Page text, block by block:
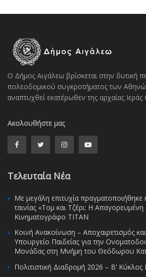
Ο Δήμος Αιγάλεω βρίσκεται στην δυτική
πολεοδομικού συγκροτήματος των
αναπτυχθεί εκατέρωθεν της αρχαίας
Ακολουθήστε μας
Τελευταία Νέα
Με μεγάλη επιτυχία
ταινίας «Τομ και Τζέρι: Η
Κινηματογράφο ΤΙΤΑΝ
Κοινή Ανακοίνωση – Αποχαιρετισμός
Υπουργείο Παιδείας για την
Μονάδας στη Μνήμη του Θεόδωρου
Πολιτιστική Διαδρομή 2026 – Β’ Κύκλος